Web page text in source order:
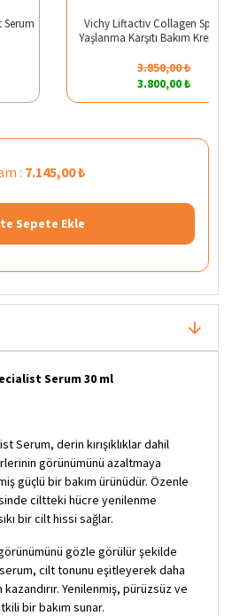
Vichy Liftactiv Collagen
Yaşlanma Karşıtı Bakım Kremi
3.850,00 ₺
3.800,00 ₺
: 7.145,00 ₺
Sepete Ekle
Serum 30 ml
Serum, derin kırışıklıklar dahil
görünümünü azaltmaya
güçlü bir bakım ürünüdür. Özenle
ciltteki hücre yenilenme
bir cilt hissi sağlar.
görünümünü gözle görülür şekilde
cilt tonunu eşitleyerek daha
kazandırır. Yenilenmiş, pürüzsüz ve
bir bakım sunar.